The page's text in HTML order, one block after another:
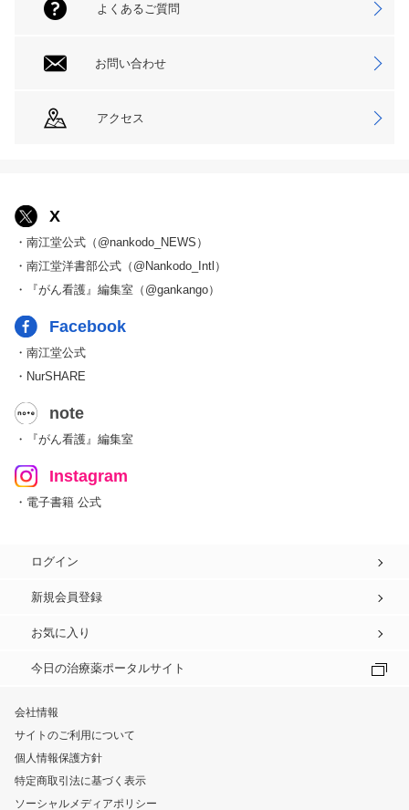
よくあるご質問
お問い合わせ
アクセス
X
・南江堂公式（@nankodo_NEWS）
・南江堂洋書部公式（@Nankodo_Intl）
・『がん看護』編集室（@gankango）
Facebook
・南江堂公式
・NurSHARE
note
・『がん看護』編集室
Instagram
・電子書籍 公式
ログイン
新規会員登録
お気に入り
今日の治療薬ポータルサイト
会社情報
サイトのご利用について
個人情報保護方針
特定商取引法に基づく表示
ソーシャルメディアポリシー